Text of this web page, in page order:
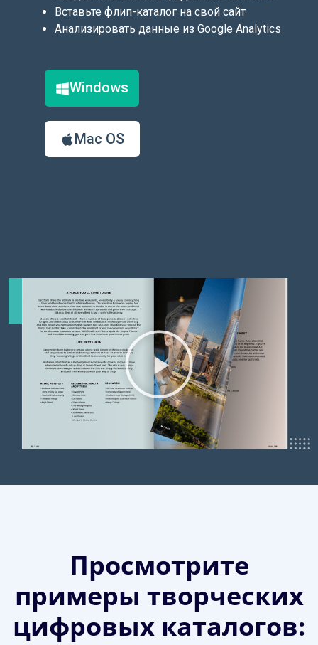
Вставьте флип-каталог на свой сайт
Анализировать данные из Google Analytics
Windows
Mac OS
Просмотрите
примеры творческих
цифровых каталогов: